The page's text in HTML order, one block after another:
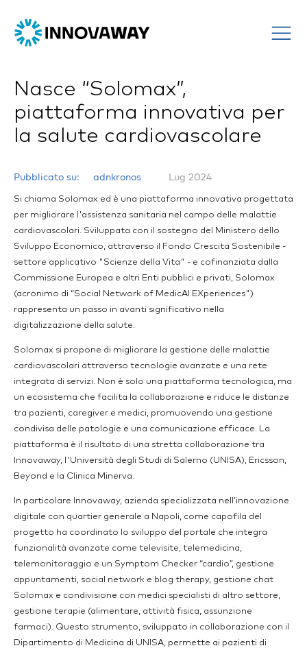
Nasce “Solomax”,
piattaforma innovativa per
la salute cardiovascolare
Pubblicato su: adnkronos Lug 2024
Si chiama Solomax ed è una piattaforma innovativa progettata
per migliorare l'assistenza sanitaria nel campo delle malattie
cardiovascolari. Sviluppata con il sostegno del Ministero dello
Sviluppo Economico, attraverso il Fondo Crescita Sostenibile -
settore applicativo "Scienze della Vita" - e cofinanziata dalla
Commissione Europea e altri Enti pubblici e privati, Solomax
(acronimo di “Social Network of MedicAl EXperiences")
rappresenta un passo in avanti significativo nella
digitalizzazione della salute.
Solomax si propone di migliorare la gestione delle malattie
cardiovascolari attraverso tecnologie avanzate e una rete
integrata di servizi. Non è solo una piattaforma tecnologica, ma
un ecosistema che facilita la collaborazione e riduce le distanze
tra pazienti, caregiver e medici, promuovendo una gestione
condivisa delle patologie e una comunicazione efficace. La
piattaforma è il risultato di una stretta collaborazione tra
Innovaway, l'Università degli Studi di Salerno (UNISA), Ericsson,
Beyond e la Clinica Minerva.
In particolare Innovaway, azienda specializzata nell’innovazione
digitale con quartier generale a Napoli, come capofila del
progetto ha coordinato lo sviluppo del portale che integra
funzionalità avanzate come televisite, telemedicina,
telemonitoraggio e un Symptom Checker “cardio”, gestione
appuntamenti, social network e blog therapy, gestione chat
Solomax e condivisione con medici specialisti di altro settore,
gestione terapie (alimentare, attività fisica, assunzione
farmaci). Questo strumento, sviluppato in collaborazione con il
Dipartimento di Medicina di UNISA, permette ai pazienti di